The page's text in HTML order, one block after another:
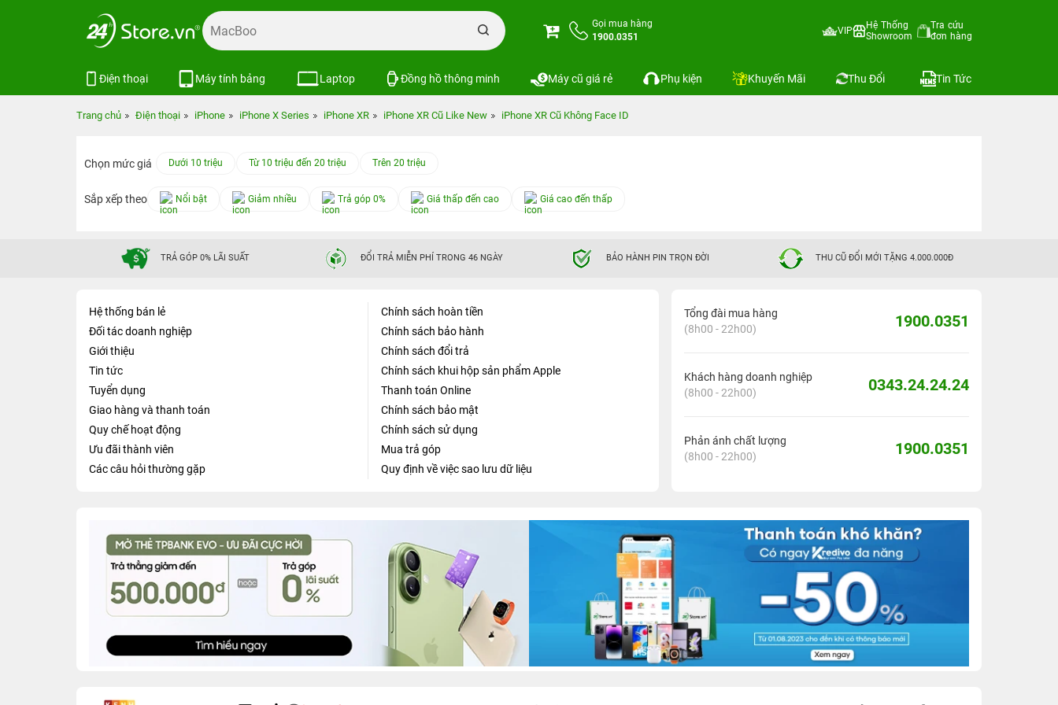
Gọi mua hàng
1900.0351
VIP
Hệ Thống
Showroom
Tra cứu
đơn hàng
Điện thoại Máy tính bảng Laptop Đồng hồ thông minh Máy cũ giá rẻ Phụ kiện Khuyến Mãi Thu Đổi Tin Tức
Trang chủ Điện thoại iPhone iPhone X Series iPhone XR iPhone XR Cũ Like New iPhone XR Cũ Không Face ID
Chọn mức giá Dưới 10 triệu Từ 10 triệu đến 20 triệu Trên 20 triệu
Sắp xếp theo Nổi bật Giảm nhiều Trả góp 0% Giá thấp đến cao Giá cao đến thấp
TRẢ GÓP 0% LÃI SUẤT ĐỔI TRẢ MIỄN PHÍ TRONG 46 NGÀY BẢO HÀNH PIN TRỌN ĐỜI THU CŨ ĐỔI MỚI TẶNG 4.000.000Đ
Hệ thống bán lẻ
Đối tác doanh nghiệp
Giới thiệu
Tin tức
Tuyển dụng
Giao hàng và thanh toán
Quy chế hoạt động
Ưu đãi thành viên
Các câu hỏi thường gặp
Chính sách hoàn tiền
Chính sách bảo hành
Chính sách đổi trả
Chính sách khui hộp sản phẩm Apple
Thanh toán Online
Chính sách bảo mật
Chính sách sử dụng
Mua trả góp
Quy định về việc sao lưu dữ liệu
Tổng đài mua hàng
(8h00 - 22h00)
1900.0351
Khách hàng doanh nghiệp
(8h00 - 22h00)
0343.24.24.24
Phản ánh chất lượng
(8h00 - 22h00)
1900.0351